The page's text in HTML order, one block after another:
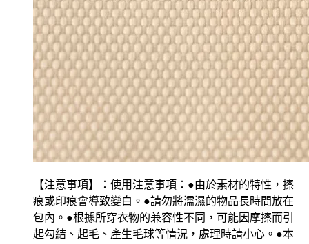
【注意事項】：使用注意事項：●由於素材的特性，擦
痕或印痕會導致變白。●請勿將濡濕的物品長時間放在
包內。●根據所穿衣物的兼容性不同，可能因摩擦而引
起勾結、起毛、產生毛球等情況，處理時請小心。●本